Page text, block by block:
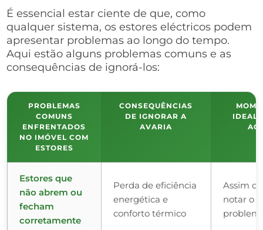
É essencial estar ciente de que, como
qualquer sistema, os estores eléctricos podem
apresentar problemas ao longo do tempo.
Aqui estão alguns problemas comuns e as
consequências de ignorá-los:
PROBLEMAS
COMUNS
ENFRENTADOS
NO IMÓVEL COM
ESTORES
CONSEQUÊNCIAS
DE IGNORAR A
AVARIA
IDEAL
Estores que
não abrem ou
fecham
corretamente
Perda de eficiência
energética e
conforto térmico
Assim
notar o